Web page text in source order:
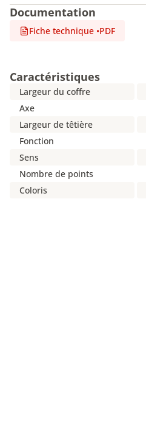
Documentation
Fiche technique •PDF
Caractéristiques
Largeur du coffre
Axe
Largeur de têtière
Fonction
Sens
Nombre de points
Coloris